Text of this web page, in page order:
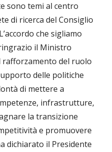
sono temi al centro
di ricerca del Consiglio
che sigliamo
il Ministro
rafforzamento del ruolo
delle politiche
di mettere a
infrastrutture,
la transizione
e promuovere
dichiarato il Presidente